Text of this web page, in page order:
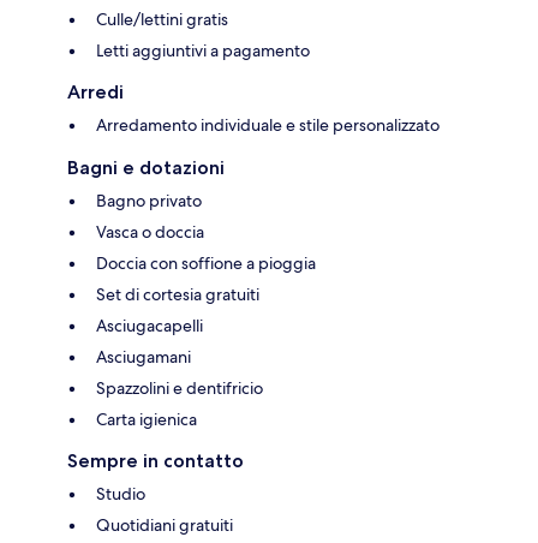
Culle/lettini gratis
Letti aggiuntivi a pagamento
Arredi
Arredamento individuale e stile personalizzato
Bagni e dotazioni
Bagno privato
Vasca o doccia
Doccia con soffione a pioggia
Set di cortesia gratuiti
Asciugacapelli
Asciugamani
Spazzolini e dentifricio
Carta igienica
Sempre in contatto
Studio
Quotidiani gratuiti